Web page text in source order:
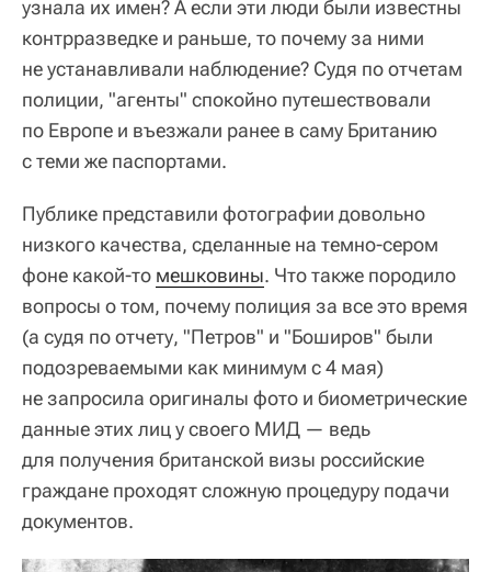
узнала их имен? А если эти люди были известны
контрразведке и раньше, то почему за ними
не устанавливали наблюдение? Судя по отчетам
полиции, "агенты" спокойно путешествовали
по Европе и въезжали ранее в саму Британию
с теми же паспортами.
Публике представили фотографии довольно
низкого качества, сделанные на темно-сером
фоне какой-то мешковины. Что также породило
вопросы о том, почему полиция за все это время
(а судя по отчету, "Петров" и "Боширов" были
подозреваемыми как минимум с 4 мая)
не запросила оригиналы фото и биометрические
данные этих лиц у своего МИД — ведь
для получения британской визы российские
граждане проходят сложную процедуру подачи
документов.